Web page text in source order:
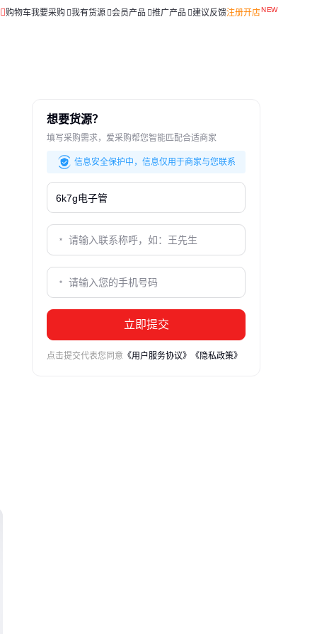
购物车我要采购 我有货源 会员产品 推广产品 建议反馈注册开店
想要货源？
填写采购需求，爱采购帮您智能匹配合适商家
信息安全保护中，信息仅用于商家与您联系
立即提交
点击提交代表您同意 《用户服务协议》 《隐私政策》